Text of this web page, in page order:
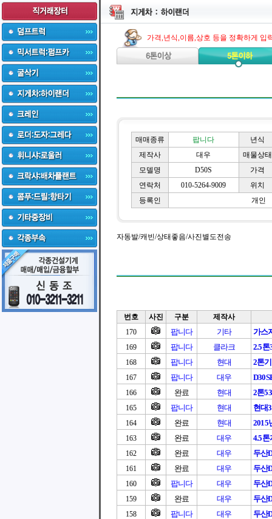
가격,년식,이름,상호 등을 정확하게 입
매매종류 팝니다
년식
제작사
대우
매물상태
모델명
D50S
가격
연락처
010-5264-9009
위치
등록인
개인
자동발/캐빈/상태좋음/사진별도전송
번호 사진 구분
제작사
170
팝니다 기타 가스
169 팝니다 클라크 2.5톤
168 팝니다 현대 2톤
167 팝니다 대우
166 완료 현대 2톤
165 팝니다 현대 현대
164 완료 현대 2015
163 완료 대우 4.5톤
162 완료 대우 두산
161 완료 대우 두산
160 팝니다 대우 두산
159 완료 대우 두산
158 팝니다 대우 두산